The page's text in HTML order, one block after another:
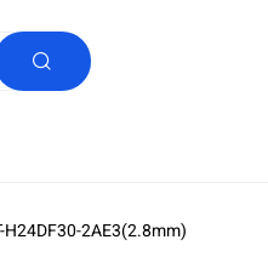
H24DF30-2AE3(2.8mm)